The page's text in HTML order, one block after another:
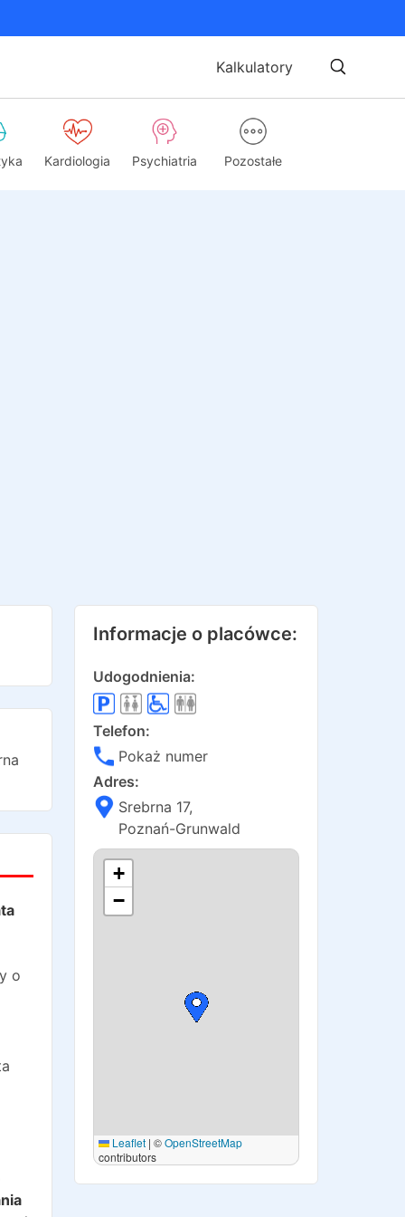
Kalkulatory
Kardiologia Psychiatria Pozostałe
o
Informacje o placówce:
Udogodnienia:
Telefon:
Pokaż numer
Adres:
Srebrna 17,
Poznań-Grunwald
+
−
Leaflet | ©OpenStreetMap
contributors